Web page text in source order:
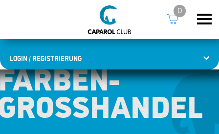
LOGIN / REGISTRIERUNG
0